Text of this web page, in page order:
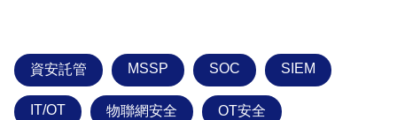
資安託管 MSSP SOC SIEM
IT/OT 物聯網安全 OT安全